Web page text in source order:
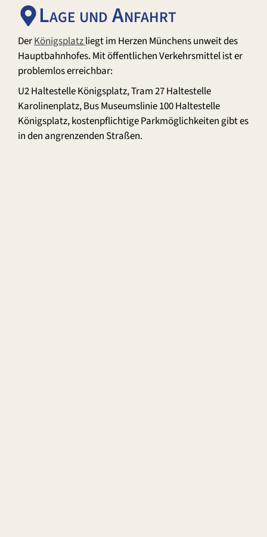
Lage und Anfahrt
DerKönigsplatzliegt im Herzen Münchens unweit des
Hauptbahnhofes. Mit öffentlichen Verkehrsmittel ist er
problemlos erreichbar:
U2 Haltestelle Königsplatz, Tram 27 Haltestelle
Karolinenplatz, Bus Museumslinie 100 Haltestelle
Königsplatz, kostenpflichtige Parkmöglichkeiten gibt es
in den angrenzenden Straßen.